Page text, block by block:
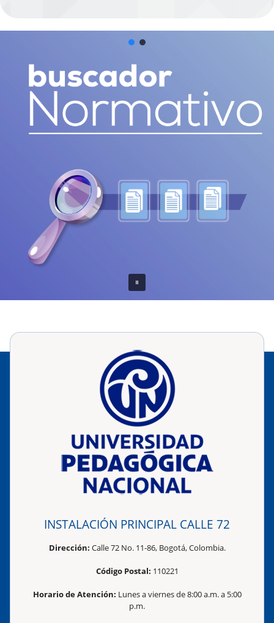
INSTALACIÓN PRINCIPAL CALLE 72
Dirección: Calle 72 No. 11-86, Bogotá, Colombia.
Código Postal: 110221
Horario de Atención: Lunes a viernes de 8:00 a.m. a 5:00
p.m.